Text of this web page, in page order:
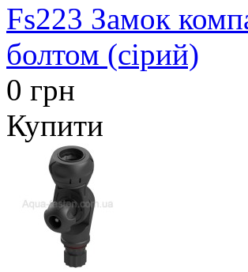
Fs223 Замок
болтом (сірий)
0 грн
Купити